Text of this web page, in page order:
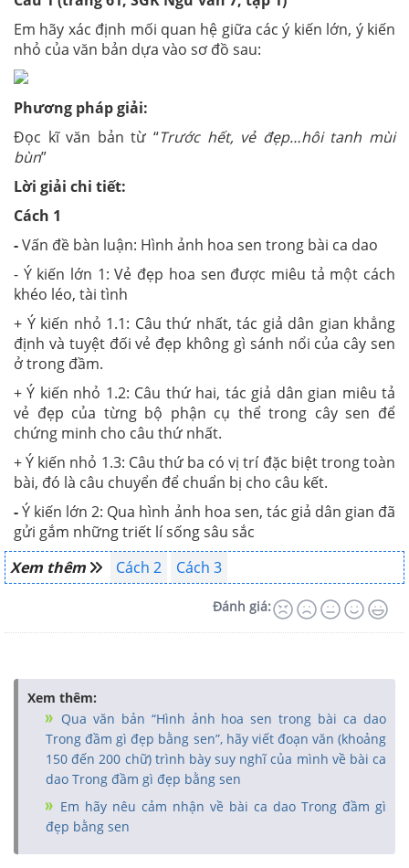
Em hãy xác định mối quan hệ giữa các ý kiến lớn, ý kiến
nhỏ của văn bản dựa vào sơ đồ sau:
Phương pháp giải:
Đọc kĩ văn bản từ “Trước hết, vẻ đẹp…hôi tanh mùi
bùn”
Lời giải chi tiết:
Cách 1
-Vấn đề bàn luận: Hình ảnh hoa sen trong bài ca dao
- Ý kiến lớn 1: Vẻ đẹp hoa sen được miêu tả một cách
khéo léo, tài tình
+ Ý kiến nhỏ 1.1: Câu thứ nhất, tác giả dân gian khẳng
định và tuyệt đối vẻ đẹp không gì sánh nổi của cây sen
ở trong đầm.
+ Ý kiến nhỏ 1.2: Câu thứ hai, tác giả dân gian miêu tả
vẻ đẹp của từng bộ phận cụ thể trong cây sen để
chứng minh cho câu thứ nhất.
+ Ý kiến nhỏ 1.3: Câu thứ ba có vị trí đặc biệt trong toàn
bài, đó là câu chuyển để chuẩn bị cho câu kết.
-Ý kiến lớn 2: Qua hình ảnh hoa sen, tác giả dân gian đã
gửi gắm những triết lí sống sâu sắc
Xem thêm
Cách 2 Cách 3
Đánh giá:
Xem thêm:
Qua văn bản “Hình ảnh hoa sen trong bài ca dao
Trong đầm gì đẹp bằng sen”, hãy viết đoạn văn (khoảng
150 đến 200 chữ) trình bày suy nghĩ của mình về bài ca
dao Trong đầm gì đẹp bằng sen
Em hãy nêu cảm nhận về bài ca dao Trong đầm gì
đẹp bằng sen